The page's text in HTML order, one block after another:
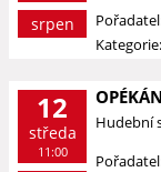
srpen
12
středa
11:00
Hudební